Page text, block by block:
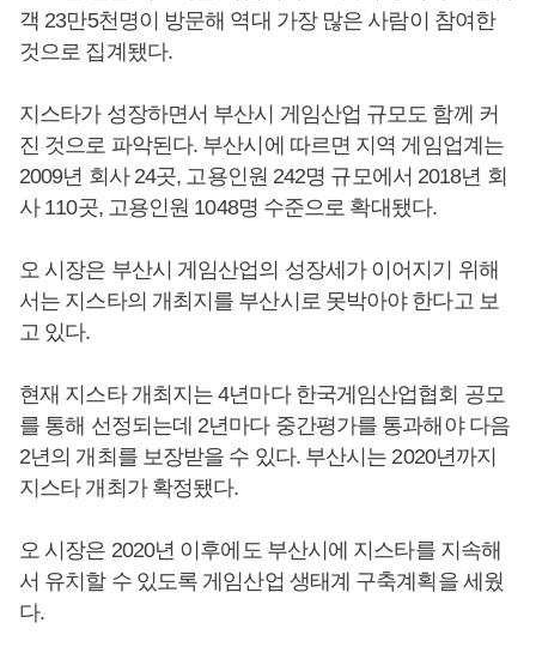
객 23만5천명이 방문해 역대 가장 많은 사람이 참여한
것으로 집계됐다.
지스타가 성장하면서 부산시 게임산업 규모도 함께 커
진 것으로 파악된다. 부산시에 따르면 지역 게임업계는
2009년 회사 24곳, 고용인원 242명 규모에서 2018년 회
사 110곳, 고용인원 1048명 수준으로 확대됐다.
오 시장은 부산시 게임산업의 성장세가 이어지기 위해
서는 지스타의 개최지를 부산시로 못박아야 한다고 보
고 있다.
현재 지스타 개최지는 4년마다 한국게임산업협회 공모
를 통해 선정되는데 2년마다 중간평가를 통과해야 다음
2년의 개최를 보장받을 수 있다. 부산시는 2020년까지
지스타 개최가 확정됐다.
오 시장은 2020년 이후에도 부산시에 지스타를 지속해
서 유치할 수 있도록 게임산업 생태계 구축계획을 세웠
다.